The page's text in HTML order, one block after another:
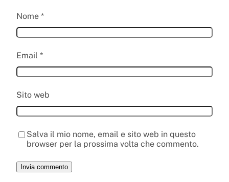
Nome *
Email *
Sito web
Salva il mio nome, email e sito web in questo
browser per la prossima volta che commento.